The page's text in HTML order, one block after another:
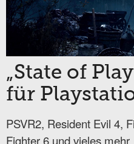
„State of
für
PSVR2, Resident Evil 4,
Fighter 6 und vieles mehr